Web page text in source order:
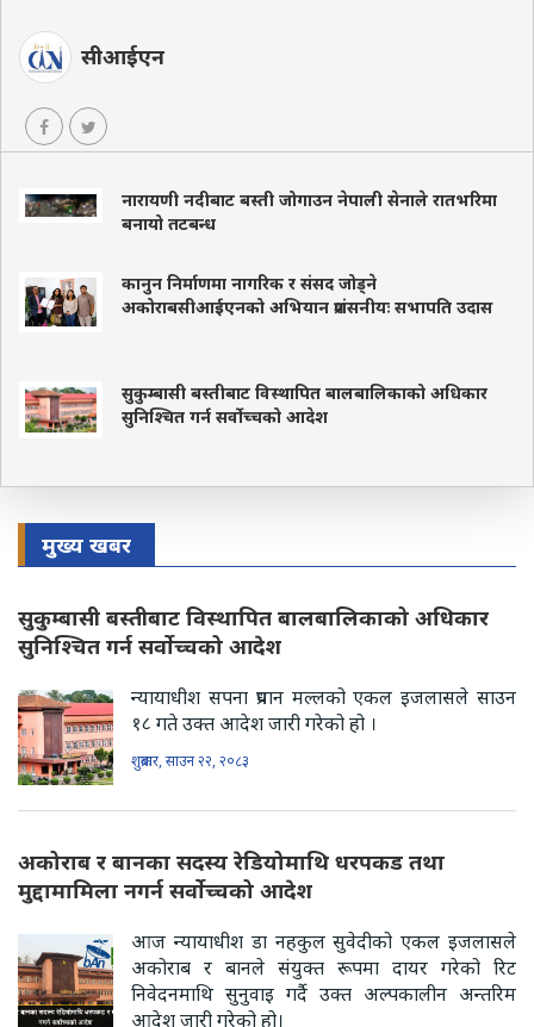
सीआईएन
नारायणी नदीबाट बस्ती जोगाउन नेपाली सेनाले रातभरिमा
बनायो तटबन्ध
कानुन निर्माणमा नागरिक र संसद जोड्ने
अकोराबसीआईएनको अभियान प्रशंसनीयः सभापति उदास
सुकुम्बासी बस्तीबाट विस्थापित बालबालिकाको अधिकार
सुनिश्चित गर्न सर्वोच्चको आदेश
मुख्य खबर
सुकुम्बासी बस्तीबाट विस्थापित बालबालिकाको अधिकार
सुनिश्चित गर्न सर्वोच्चको आदेश
न्यायाधीश सपना प्रधान मल्लको एकल इजलासले साउन
१८ गते उक्त आदेश जारी गरेको हो ।
शुक्रबार, साउन २२, २०८३
अकोराब र बानका सदस्य रेडियोमाथि धरपकड तथा
मुद्दामामिला नगर्न सर्वोच्चको आदेश
आज न्यायाधीश डा नहकुल सुवेदीको एकल इजलासले
अकोराब र बानले संयुक्त रूपमा दायर गरेको रिट
निवेदनमाथि सुनुवाइ गर्दै उक्त अल्पकालीन अन्तरिम
आदेश जारी गरेको हो।